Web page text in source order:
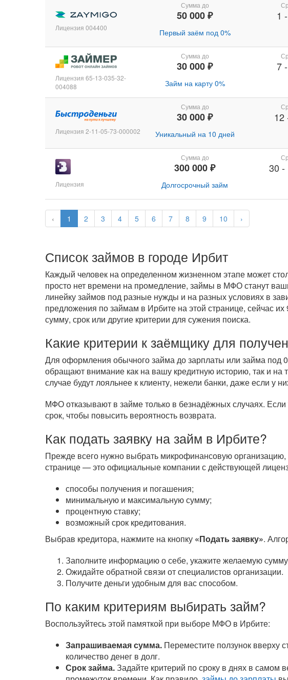
‹ 1 2 3 4 5 6 7 8 9 10 ›
Лицензия 004400
Сумма до
50 000 ₽
Первый заём под 0%
1 -
Лицензия 65-13-035-32-
004088
Сумма до
30 000 ₽
Займ на карту 0%
7-
Лицензия 2-11-05-73-000002
Сумма до
30 000 ₽
Уникальный на 10 дней
12
Лицензия
Сумма до
300 000 ₽
Долгосрочный займ
30 -
Список займов в городе Ирбит
Каждый человек на определенном жизненном этапе может
просто нет времени на промедление, займы в МФО станут
линейку займов под разные нужды и на разных условиях в
предложения по займам в Ирбите на этой странице, сейчас
сумму, срок или другие критерии для сужения поиска.
Какие критерии к заёмщику для
Для оформления обычного займа до зарплаты или займа под
обращают внимание как на вашу кредитную историю, так и
случае будут лояльнее к клиенту, нежели банки, даже если у
МФО отказывают в займе только в безнадёжных случаях.
срок, чтобы повысить вероятность возврата.
Как подать заявку на займ в Ирбите?
Прежде всего нужно выбрать микрофинансовую
странице — это официальные компании с действующей
способы получения и погашения;
минимальную и максимальную сумму;
процентную ставку;
возможный срок кредитования.
Выбрав кредитора, нажмите на кнопку «Подать заявку».
Заполните информацию о себе, укажите желаемую
Ожидайте обратной связи от специалистов организации.
Получите деньги удобным для вас способом.
По каким критериям выбирать займ?
Воспользуйтесь этой памяткой при выборе МФО в Ирбите:
Запрашиваемая сумма.Переместите ползунок вверху
количество денег в долг.
Срок займа.Задайте критерий по сроку в днях в